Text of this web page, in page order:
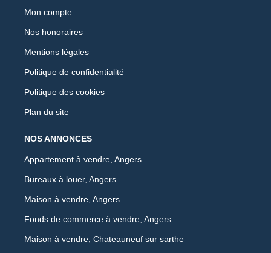
Mon compte
Nos honoraires
Mentions légales
Politique de confidentialité
Politique des cookies
Plan du site
NOS ANNONCES
Appartement à vendre, Angers
Bureaux à louer, Angers
Maison à vendre, Angers
Fonds de commerce à vendre, Angers
Maison à vendre, Chateauneuf sur sarthe